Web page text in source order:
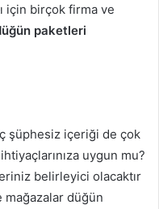
için birçok firma ve
paketleri
şüphesiz içeriği de çok
uygun mu?
belirleyici olacaktır
düğün